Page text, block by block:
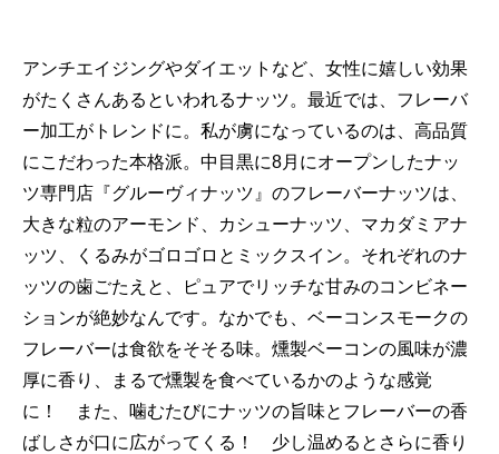
アンチエイジングやダイエットなど、女性に嬉しい効果
がたくさんあるといわれるナッツ。最近では、フレーバ
ー加工がトレンドに。私が虜になっているのは、高品質
にこだわった本格派。中目黒に8月にオープンしたナッ
ツ専門店『グルーヴィナッツ』のフレーバーナッツは、
大きな粒のアーモンド、カシューナッツ、マカダミアナ
ッツ、くるみがゴロゴロとミックスイン。それぞれのナ
ッツの歯ごたえと、ピュアでリッチな甘みのコンビネー
ションが絶妙なんです。なかでも、ベーコンスモークの
フレーバーは食欲をそそる味。燻製ベーコンの風味が濃
厚に香り、まるで燻製を食べているかのような感覚
に！ また、噛むたびにナッツの旨味とフレーバーの香
ばしさが口に広がってくる！ 少し温めるとさらに香り